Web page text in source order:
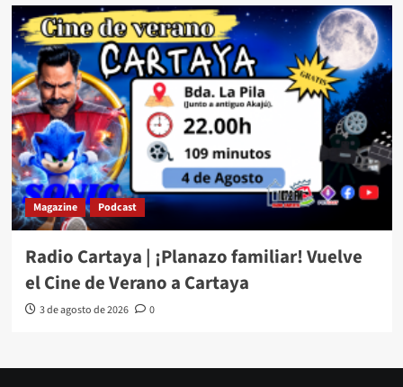
Magazine Podcast
Radio Cartaya | ¡Planazo familiar! Vuelve
el Cine de Verano a Cartaya
3 de agosto de 2026 0